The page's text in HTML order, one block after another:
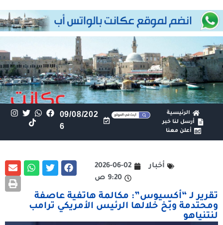
الرئيسية
أرسل لنا خبر
أعلن معنا
09/08/202
6
أخبار
2026-06-02
9:20 ص
تقرير لـ “أكسيوس”: مكالمة هاتفية عاصفة
ومحتدمة وبّخ خلالها الرئيس الأمريكي ترامب
لنتنياهو